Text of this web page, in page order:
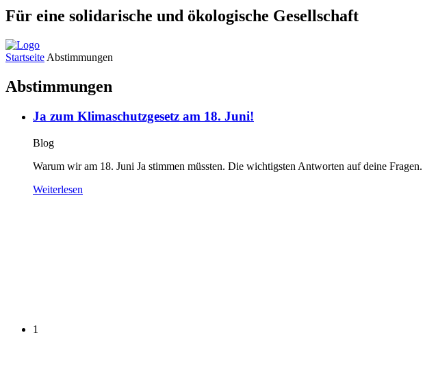
Für eine solidarische und ökologische Gesellschaft
Startseite Abstimmungen
Abstimmungen
Ja zum Klimaschutzgesetz am 18. Juni!
Blog
Warum wir am 18. Juni Ja stimmen müssten. Die wichtigsten Antworten auf deine Fragen.
Weiterlesen
1